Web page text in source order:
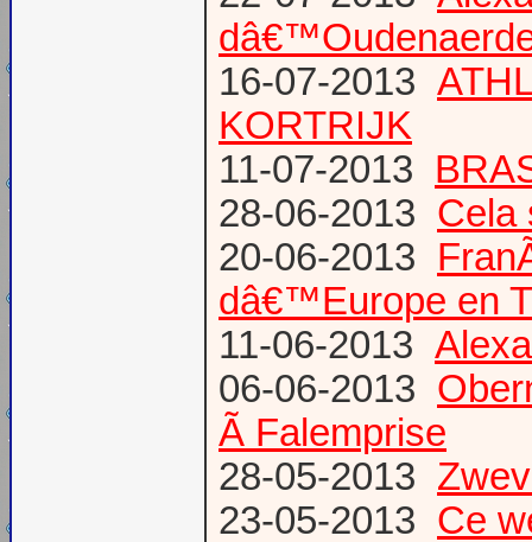
16-07-2013
KORTRIJK
11-07-2013
28-06-2013 Cela
20-06-2013
dâ€™Europe en
11-06-2013
06-06-2013
Ã Falemprise
28-05-2013
23-05-2013 Ce